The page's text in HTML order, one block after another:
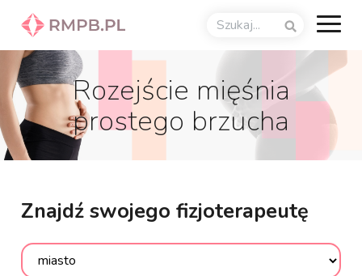
Rozejście mięśnia
prostego brzucha
Znajdź swojego fizjoterapeutę